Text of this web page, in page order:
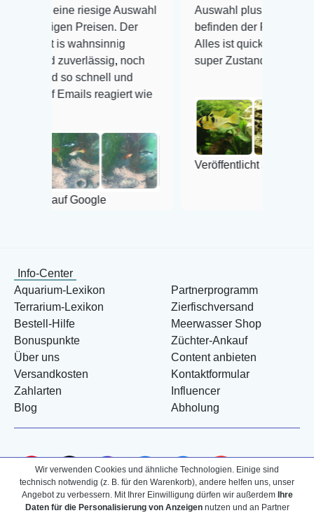
Auswahl
Der
noch
und
reagiert wie
Auswahl plus gesundheitliches
befinden der Fische einwandfrei.
Alles ist quick lebendig und im
super Zustand. Gerne wieder 😃
Veröffentlicht auf Google
Info-Center
Aquarium-Lexikon
Terrarium-Lexikon
Bestell-Hilfe
Bonuspunkte
Über uns
Versandkosten
Zahlarten
Blog
Partnerprogramm
Zierfischversand
Meerwasser Shop
Züchter-Ankauf
Content anbieten
Kontaktformular
Influencer
Abholung
Wir verwenden Cookies und ähnliche Technologien. Einige sind
technisch notwendig (z. B. für den Warenkorb), andere helfen uns, unser
Angebot zu verbessern. Mit Ihrer Einwilligung dürfen wir außerdem Ihre
Daten für die Personalisierung von Anzeigennutzen und an Partner